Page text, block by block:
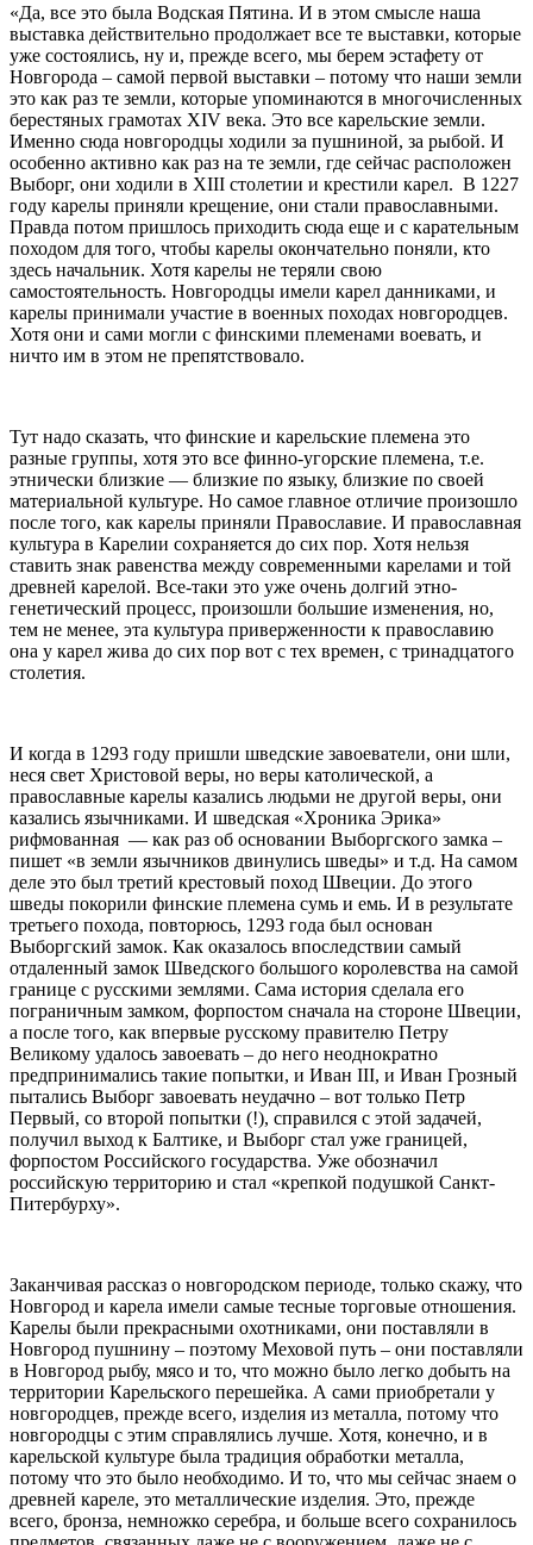
«Да, все это была Водская Пятина. И в этом смысле наша
выставка действительно продолжает все те выставки, которые
уже состоялись, ну и, прежде всего, мы берем эстафету от
Новгорода – самой первой выставки – потому что наши земли
это как раз те земли, которые упоминаются в многочисленных
берестяных грамотах XIV века. Это все карельские земли.
Именно сюда новгородцы ходили за пушниной, за рыбой. И
особенно активно как раз на те земли, где сейчас расположен
Выборг, они ходили в XIII столетии и крестили карел. В 1227
году карелы приняли крещение, они стали православными.
Правда потом пришлось приходить сюда еще и с карательным
походом для того, чтобы карелы окончательно поняли, кто
здесь начальник. Хотя карелы не теряли свою
самостоятельность. Новгородцы имели карел данниками, и
карелы принимали участие в военных походах новгородцев.
Хотя они и сами могли с финскими племенами воевать, и
ничто им в этом не препятствовало.
Тут надо сказать, что финские и карельские племена это
разные группы, хотя это все финно-угорские племена, т.е.
этнически близкие — близкие по языку, близкие по своей
материальной культуре. Но самое главное отличие произошло
после того, как карелы приняли Православие. И православная
культура в Карелии сохраняется до сих пор. Хотя нельзя
ставить знак равенства между современными карелами и той
древней карелой. Все-таки это уже очень долгий этно-
генетический процесс, произошли большие изменения, но,
тем не менее, эта культура приверженности к православию
она у карел жива до сих пор вот с тех времен, с тринадцатого
столетия.
И когда в 1293 году пришли шведские завоеватели, они шли,
неся свет Христовой веры, но веры католической, а
православные карелы казались людьми не другой веры, они
казались язычниками. И шведская «Хроника Эрика»
рифмованная — как раз об основании Выборгского замка –
пишет «в земли язычников двинулись шведы» и т.д. На самом
деле это был третий крестовый поход Швеции. До этого
шведы покорили финские племена сумь и емь. И в результате
третьего похода, повторюсь, 1293 года был основан
Выборгский замок. Как оказалось впоследствии самый
отдаленный замок Шведского большого королевства на самой
границе с русскими землями. Сама история сделала его
пограничным замком, форпостом сначала на стороне Швеции,
а после того, как впервые русскому правителю Петру
Великому удалось завоевать – до него неоднократно
предпринимались такие попытки, и Иван III, и Иван Грозный
пытались Выборг завоевать неудачно – вот только Петр
Первый, со второй попытки (!), справился с этой задачей,
получил выход к Балтике, и Выборг стал уже границей,
форпостом Российского государства. Уже обозначил
российскую территорию и стал «крепкой подушкой Санкт-
Питербурху».
Заканчивая рассказ о новгородском периоде, только скажу, что
Новгород и карела имели самые тесные торговые отношения.
Карелы были прекрасными охотниками, они поставляли в
Новгород пушнину – поэтому Меховой путь – они поставляли
в Новгород рыбу, мясо и то, что можно было легко добыть на
территории Карельского перешейка. А сами приобретали у
новгородцев, прежде всего, изделия из металла, потому что
новгородцы с этим справлялись лучше. Хотя, конечно, и в
карельской культуре была традиция обработки металла,
потому что это было необходимо. И то, что мы сейчас знаем о
древней кареле, это металлические изделия. Это, прежде
всего, бронза, немножко серебра, и больше всего сохранилось